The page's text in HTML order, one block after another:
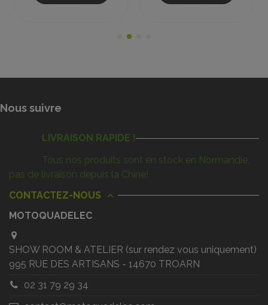
Nous suivre
LIVRAISON RAPIDE !
Tous nos produits sont en stock en Normandie,
pas de livraison depuis la Chine!
CONTACTEZ-NOUS
MOTOQUADELEC
SHOW ROOM & ATELIER (sur rendez vous uniquement)
995 RUE DES ARTISANS - 14670 TROARN
02 31 79 29 34